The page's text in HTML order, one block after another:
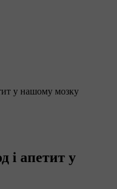
у нашому мозку
і апетит у